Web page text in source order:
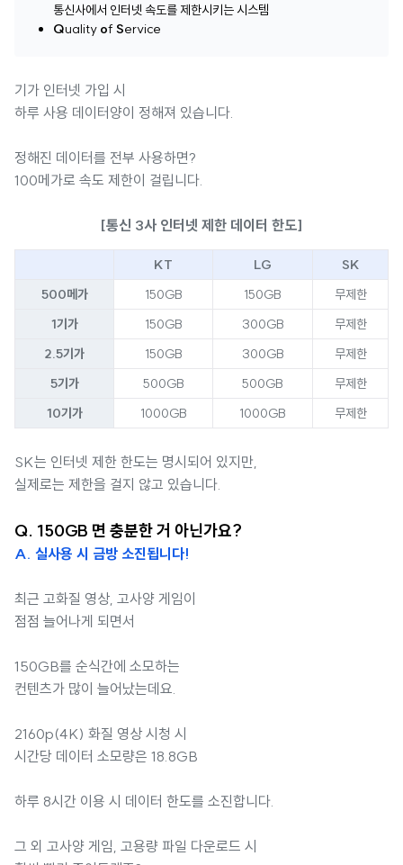
통신사에서 인터넷 속도를 제한시키는 시스템
Quality ofService
기가 인터넷 가입 시
하루 사용 데이터양이 정해져 있습니다.
정해진 데이터를 전부 사용하면?
100메가로 속도 제한이 걸립니다.
[통신 3사 인터넷 제한 데이터 한도]
KT LG
SK
500메가
150GB 150GB
무제한
1기가
150GB 300GB
무제한
2.5기가
150GB 300GB
무제한
5기가
500GB 500GB
무제한
10기가
1000GB 1000GB 무제한
SK는 인터넷 제한 한도는 명시되어 있지만,
실제로는 제한을 걸지 않고 있습니다.
Q. 150GB 면 충분한 거 아닌가요?
A. 실사용 시 금방 소진됩니다!
최근 고화질 영상, 고사양 게임이
점점 늘어나게 되면서
150GB를 순식간에 소모하는
컨텐츠가 많이 늘어났는데요.
2160p(4K) 화질 영상 시청 시
시간당 데이터 소모량은 18.8GB
하루 8시간 이용 시 데이터 한도를 소진합니다.
그 외 고사양 게임, 고용량 파일 다운로드 시